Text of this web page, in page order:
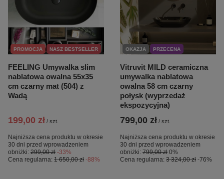
PROMOCJA NASZ BESTSELLER
FEELING Umywalka slim
nablatowa owalna 55x35
cm czarny mat (504) z
Wadą
199,00 zł / szt.
Najniższa cena produktu w okresie
30 dni przed wprowadzeniem
obniżki: 299,00 zł -33%
Cena regularna: 1 650,00 zł -88%
OKAZJA PRZECENA
Vitruvit MILD ceramiczna
umywalka nablatowa
owalna 58 cm czarny
połysk (wyprzedaż
ekspozycyjna)
799,00 zł / szt.
Najniższa cena produktu w okresie
30 dni przed wprowadzeniem
obniżki: 799,00 zł 0%
Cena regularna: 3 324,00 zł -76%